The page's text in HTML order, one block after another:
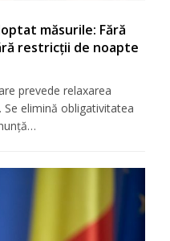
măsurile: Fără
restricții de noapte
prevede relaxarea
elimină obligativitatea